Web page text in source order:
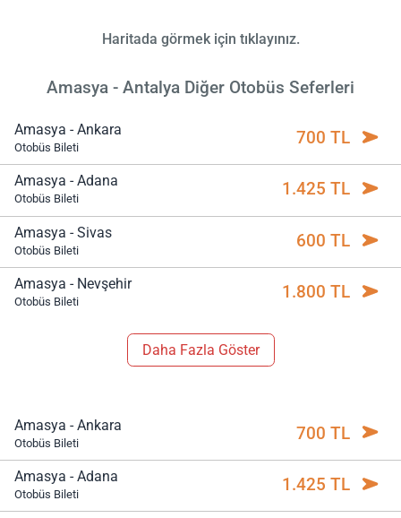
Haritada görmek için tıklayınız.
Amasya - Antalya Diğer Otobüs Seferleri
Amasya - Ankara
Otobüs Bileti 700 TL
Amasya - Adana
Otobüs Bileti 1.425 TL
Amasya - Sivas
Otobüs Bileti 600 TL
Amasya - Nevşehir
Otobüs Bileti 1.800 TL
Daha Fazla Göster
Amasya - Ankara
Otobüs Bileti 700 TL
Amasya - Adana
Otobüs Bileti 1.425 TL